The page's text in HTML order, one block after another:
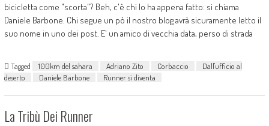
bicicletta come "scorta"? Beh, c'è chi lo ha appena fatto: si chiama
Daniele Barbone. Chi segue un pò il nostro blog avrà sicuramente letto il
suo nome in uno dei post. E' un amico di vecchia data, perso di strada
Tagged 100km del sahara Adriano Zito Corbaccio
Dall'ufficio al
deserto
Daniele Barbone Runner si diventa
La Tribù Dei Runner